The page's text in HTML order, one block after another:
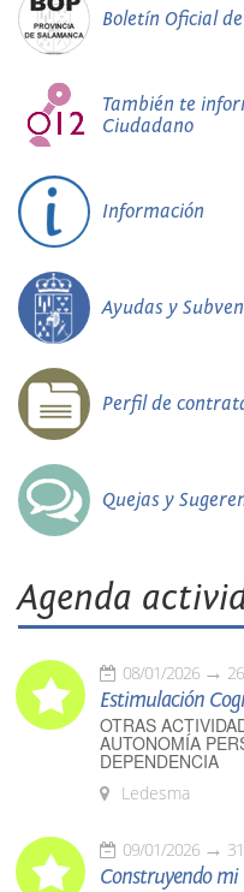
Boletín Oficial
También te
Ciudadano
Información
Ayudas y
Perfil de
Quejas y
Agenda
08/01/2026
Estimulación
OTRAS
AUTONOMÍA
DEPENDENCIA
Ledesma
09/01/2026
Construyendo